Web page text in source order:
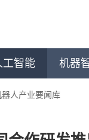
工智能 机器
人产业要闻库